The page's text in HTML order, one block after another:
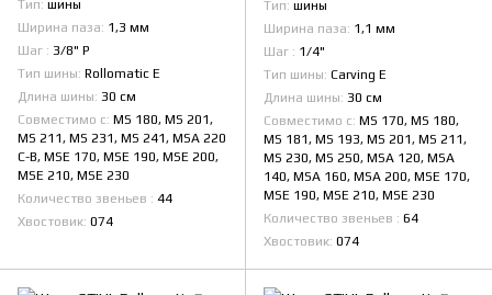
Тип шины
Ширина паза 1,3 мм
Шаг
3/8" Р
Тип шины Rollomatic E
Длина шины 30 см
Совместимо с MS 180, MS 201,
MS 211, MS 231, MS 241, MSA 220
C-B, MSE 170, MSE 190, MSE 200,
MSE 210, MSE 230
Количество звеньев
44
Хвостовик 074
Тип шины
Ширина паза 1,1 мм
Шаг
1/4"
Тип шины Carving Е
Длина шины 30 см
Совместимо с MS 170, MS 180,
MS 181, MS 193, MS 201, MS 211,
MS 230, MS 250, MSA 120, MSA
140, MSA 160, MSA 200, MSE 170,
MSE 190, MSE 210, MSE 230
Количество звеньев
64
Хвостовик 074